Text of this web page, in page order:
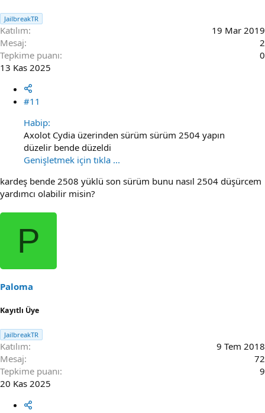
JailbreakTR
Katılım
19 Mar 2019
Mesaj
2
Tepkime puanı
0
13 Kas 2025
#11
Habip:
Axolot Cydia üzerinden sürüm sürüm 2504 yapın
düzelir bende düzeldi
Genişletmek için tıkla ...
kardeş bende 2508 yüklü son sürüm bunu nasıl 2504 düşürcem
yardımcı olabilir misin?
P
Paloma
Kayıtlı Üye
JailbreakTR
Katılım
9 Tem 2018
Mesaj
72
Tepkime puanı
9
20 Kas 2025